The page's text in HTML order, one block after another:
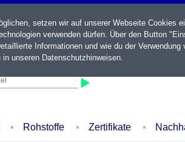
Rohstoffe Zertifikate
setzen wir auf unserer Webseite Cookies
verwenden dürfen. Über den Button
Informationen und wie du der Verwendung
in unseren Datenschutzhinweisen.